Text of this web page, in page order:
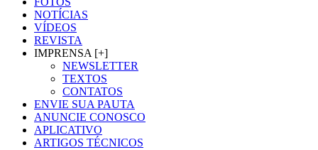
NOTÍCIAS
VÍDEOS
REVISTA
IMPRENSA [+]
NEWSLETTER
TEXTOS
CONTATOS
ENVIE SUA PAUTA
ANUNCIE CONOSCO
APLICATIVO
ARTIGOS TÉCNICOS